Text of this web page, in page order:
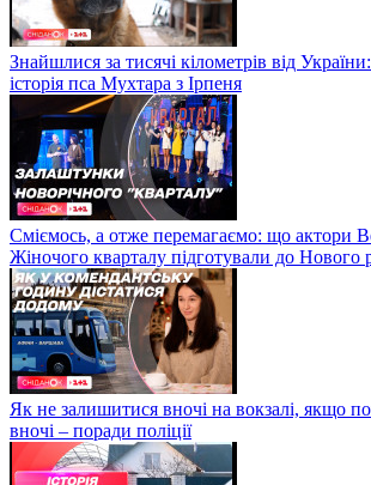
Знайшлися за тисячі кілометрів від
історія пса Мухтара з Ірпеня
Сміємось, а отже перемагаємо: що актори
Жіночого кварталу підготували до Нового
Як не залишитися вночі на вокзалі, якщо
вночі – поради поліції